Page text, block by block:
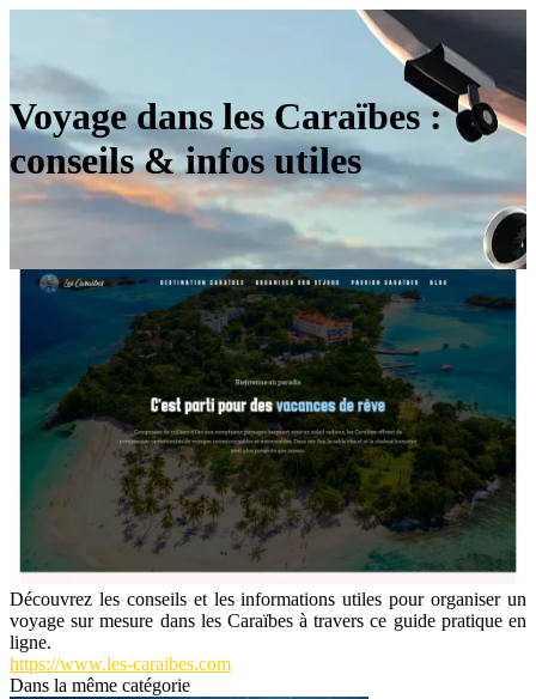
Voyage dans les Caraïbes :
conseils & infos utiles
Découvrez les conseils et les informations utiles pour organiser un
voyage sur mesure dans les Caraïbes à travers ce guide pratique en
ligne.
https://www.les-caraibes.com
Dans la même catégorie